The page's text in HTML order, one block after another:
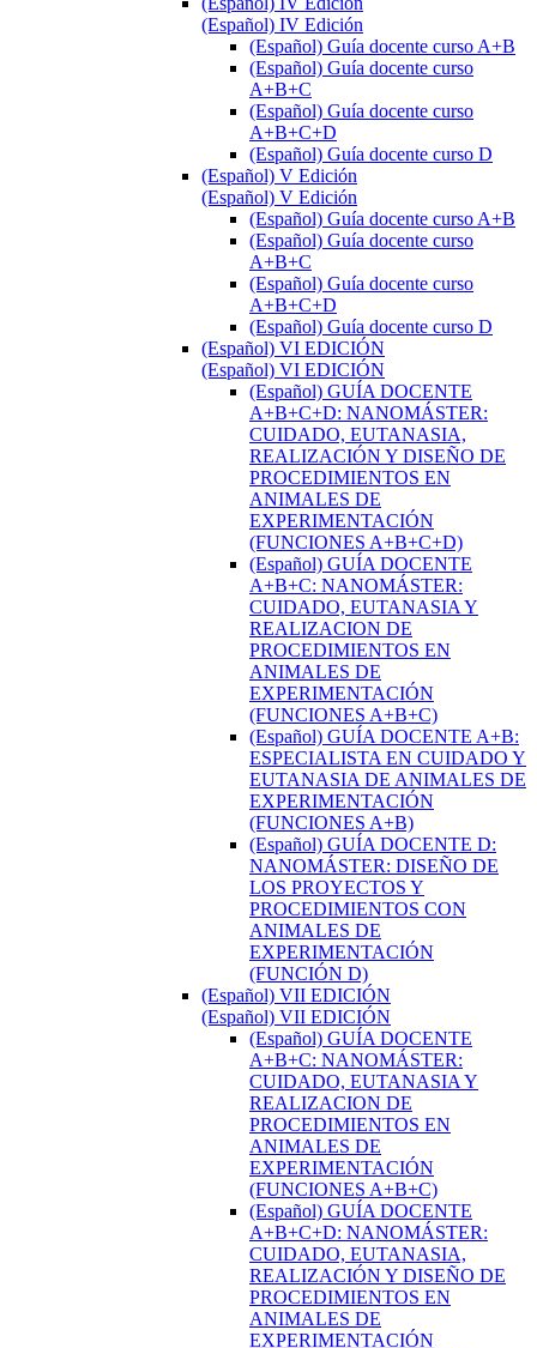
(Español) IV Edición
(Español) Guía docente curso A+B
(Español) Guía docente curso
A+B+C
(Español) Guía docente curso
A+B+C+D
(Español) Guía docente curso D
(Español) V Edición
(Español) V Edición
(Español) Guía docente curso A+B
(Español) Guía docente curso
A+B+C
(Español) Guía docente curso
A+B+C+D
(Español) Guía docente curso D
(Español) VI EDICIÓN
(Español) VI EDICIÓN
(Español) GUÍA DOCENTE
A+B+C+D: NANOMÁSTER:
CUIDADO, EUTANASIA,
REALIZACIÓN Y DISEÑO DE
PROCEDIMIENTOS EN
ANIMALES DE
EXPERIMENTACIÓN
(FUNCIONES A+B+C+D)
(Español) GUÍA DOCENTE
A+B+C: NANOMÁSTER:
CUIDADO, EUTANASIA Y
REALIZACION DE
PROCEDIMIENTOS EN
ANIMALES DE
EXPERIMENTACIÓN
(FUNCIONES A+B+C)
(Español) GUÍA DOCENTE A+B:
ESPECIALISTA EN CUIDADO Y
EUTANASIA DE ANIMALES DE
EXPERIMENTACIÓN
(FUNCIONES A+B)
(Español) GUÍA DOCENTE D:
NANOMÁSTER: DISEÑO DE
LOS PROYECTOS Y
PROCEDIMIENTOS CON
ANIMALES DE
EXPERIMENTACIÓN
(FUNCIÓN D)
(Español) VII EDICIÓN
(Español) VII EDICIÓN
(Español) GUÍA DOCENTE
A+B+C: NANOMÁSTER:
CUIDADO, EUTANASIA Y
REALIZACION DE
PROCEDIMIENTOS EN
ANIMALES DE
EXPERIMENTACIÓN
(FUNCIONES A+B+C)
(Español) GUÍA DOCENTE
A+B+C+D: NANOMÁSTER:
CUIDADO, EUTANASIA,
REALIZACIÓN Y DISEÑO DE
PROCEDIMIENTOS EN
ANIMALES DE
EXPERIMENTACIÓN